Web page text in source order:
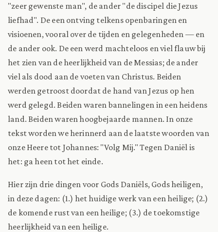
"zeer gewenste man", de ander "de discipel die Jezus
liefhad". De een ontving telkens openbaringen en
visioenen, vooral over de tijden en gelegenheden — en
de ander ook. De een werd machteloos en viel flauw bij
het zien van de heerlijkheid van de Messias; de ander
viel als dood aan de voeten van Christus. Beiden
werden getroost doordat de hand van Jezus op hen
werd gelegd. Beiden waren bannelingen in een heidens
land. Beiden waren hoogbejaarde mannen. In onze
tekst worden we herinnerd aan de laatste woorden van
onze Heere tot Johannes: "Volg Mij." Tegen Daniël is
het: ga heen tot het einde.
Hier zijn drie dingen voor Gods Daniëls, Gods heiligen,
in deze dagen: (1.) het huidige werk van een heilige; (2.)
de komende rust van een heilige; (3.) de toekomstige
heerlijkheid van een heilige.